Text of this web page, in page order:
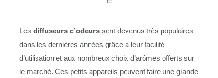
Les diffuseurs d’odeurs sont devenus très populaires
dans les dernières années grâce à leur facilité
d’utilisation et aux nombreux choix d’arômes offerts sur
le marché. Ces petits appareils peuvent faire une grande